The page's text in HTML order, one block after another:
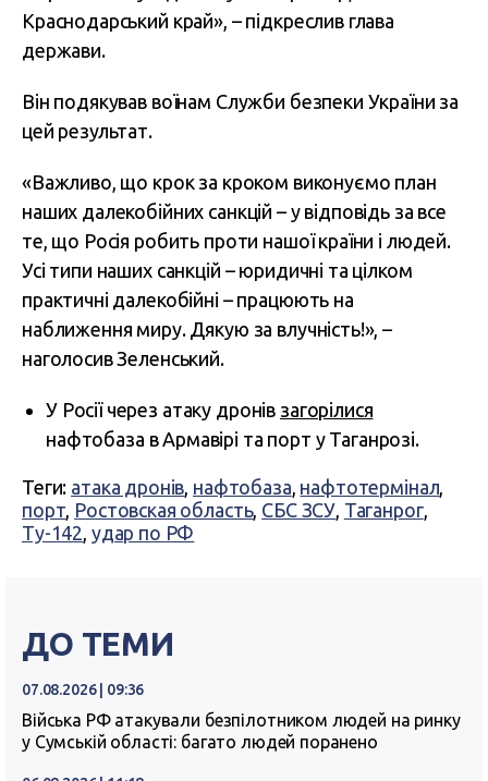
Краснодарський край», – підкреслив глава
держави.
Він подякував воїнам Служби безпеки України за
цей результат.
«Важливо, що крок за кроком виконуємо план
наших далекобійних санкцій – у відповідь за все
те, що Росія робить проти нашої країни і людей.
Усі типи наших санкцій – юридичні та цілком
практичні далекобійні – працюють на
наближення миру. Дякую за влучність!», –
наголосив Зеленський.
У Росії через атаку дронів загорілися
нафтобаза в Армавірі та порт у Таганрозі.
Теги: атака дронів, нафтобаза, нафтотермінал,
порт, Ростовская область, СБС ЗСУ, Таганрог,
Ту-142, удар по РФ
ДО ТЕМИ
07.08.2026 | 09:36
Війська РФ атакували безпілотником людей на ринку
у Сумській області: багато людей поранено